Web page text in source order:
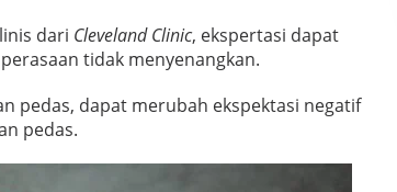
dari Cleveland Clinic, ekspertasi dapat
tidak menyenangkan.
pedas, dapat merubah ekspektasi negatif
pedas.